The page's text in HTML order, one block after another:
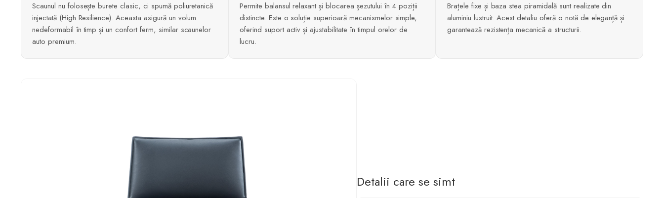
Scaunul nu folosește burete clasic, ci spumă poliuretanică
injectată (High Resilience). Aceasta asigură un volum
nedeformabil în timp și un confort ferm, similar scaunelor
auto premium.
Permite balansul relaxant și blocarea șezutului în 4 poziții
distincte. Este o soluție superioară mecanismelor simple,
oferind suport activ și ajustabilitate în timpul orelor de
lucru.
Brațele fixe și baza stea piramidală sunt realizate din
aluminiu lustruit. Acest detaliu oferă o notă de eleganță și
garantează rezistența mecanică a structurii.
Detalii care se simt